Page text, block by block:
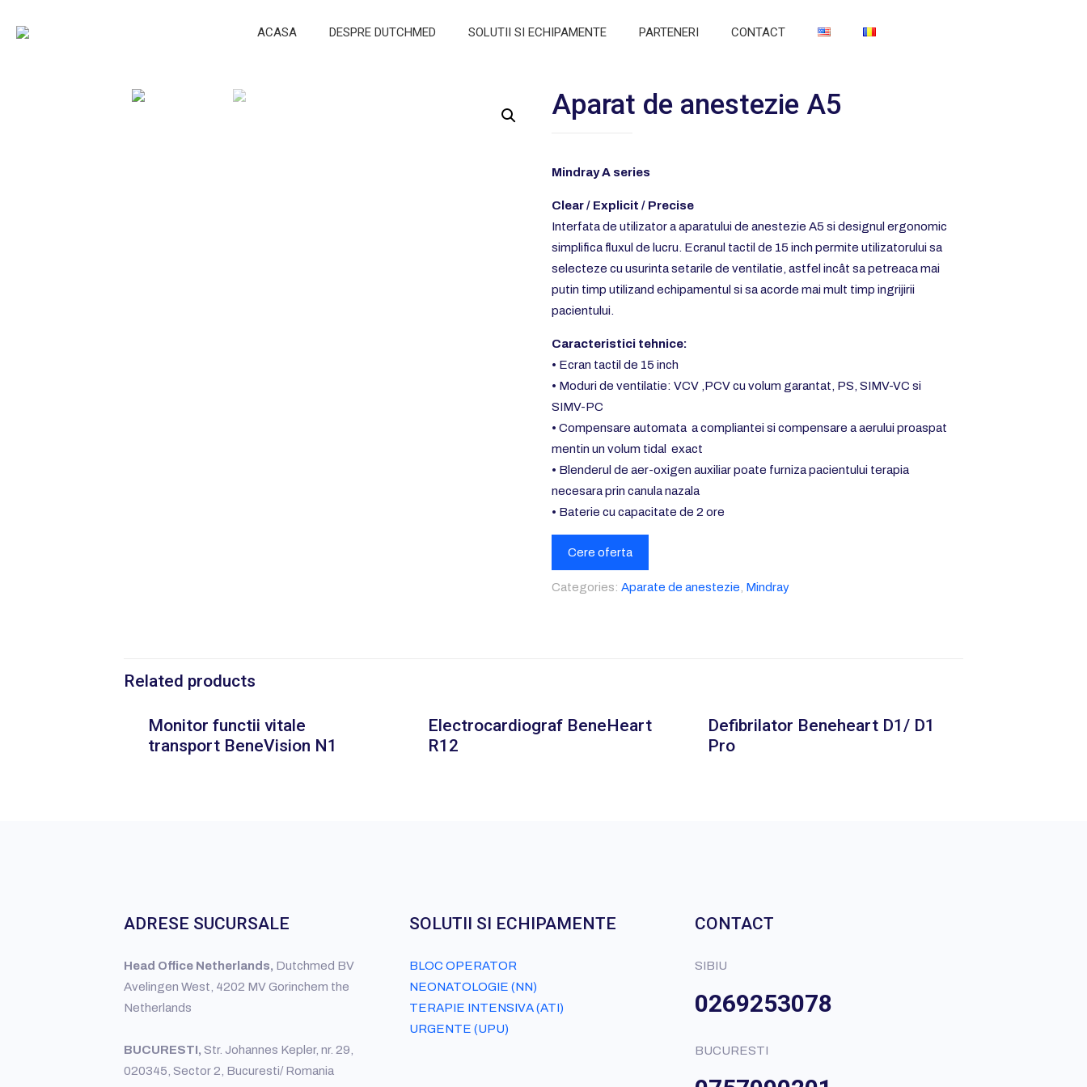
ACASA DESPRE DUTCHMED SOLUTII SI ECHIPAMENTE PARTENERI CONTACT
Aparat de anestezie A5
Mindray A series
Clear / Explicit / Precise
Interfata de utilizator a aparatului de anestezie A5 si designul ergonomic
simplifica fluxul de lucru. Ecranul tactil de 15 inch permite utilizatorului sa
selecteze cu usurinta setarile de ventilatie, astfel incât sa petreaca mai
putin timp utilizand echipamentul si sa acorde mai mult timp ingrijirii
pacientului.
Caracteristici tehnice:
• Ecran tactil de 15 inch
• Moduri de ventilatie: VCV ,PCV cu volum garantat, PS, SIMV-VC si
SIMV-PC
• Compensare automata a compliantei si compensare a aerului proaspat
mentin un volum tidal exact
• Blenderul de aer-oxigen auxiliar poate furniza pacientului terapia
necesara prin canula nazala
• Baterie cu capacitate de 2 ore
Cere oferta
Categories:Aparate de anestezie Mindray
Related products
Monitor functii vitale
transport BeneVision N1
Electrocardiograf BeneHeart
R12
Defibrilator Beneheart D1/ D1
Pro
ADRESE SUCURSALE
Head Office Netherlands, Dutchmed BV
Avelingen West, 4202 MV Gorinchem the
Netherlands
BUCURESTI, Str. Johannes Kepler, nr. 29,
020345, Sector 2, Bucuresti/ Romania
SOLUTII SI ECHIPAMENTE
BLOC OPERATOR
NEONATOLOGIE (NN)
TERAPIE INTENSIVA (ATI)
URGENTE (UPU)
CONTACT
SIBIU
0269253078
BUCURESTI